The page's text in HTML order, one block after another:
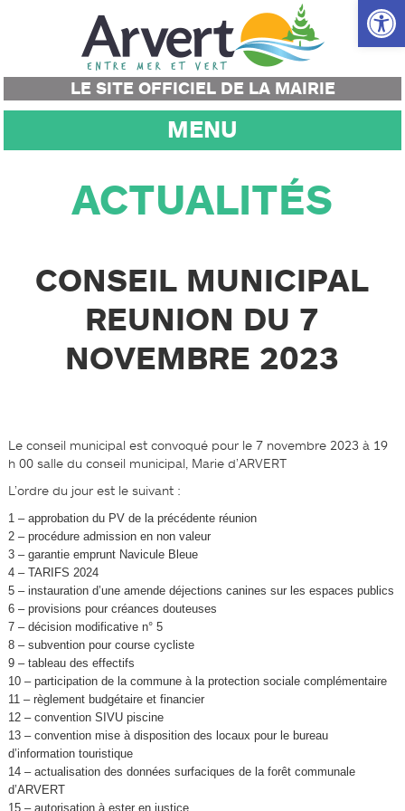
Ouvrir
LE SITE OFFICIEL DE LA MAIRIE
MENU
ACTUALITÉS
CONSEIL MUNICIPAL
REUNION DU 7
NOVEMBRE 2023
Le conseil municipal est convoqué pour le 7 novembre 2023 à 19
h 00 salle du conseil municipal, Marie d’ARVERT
L’ordre du jour est le suivant :
1 – approbation du PV de la précédente réunion
2 – procédure admission en non valeur
3 – garantie emprunt Navicule Bleue
4 – TARIFS 2024
5 – instauration d’une amende déjections canines sur les espaces publics
6 – provisions pour créances douteuses
7 – décision modificative n° 5
8 – subvention pour course cycliste
9 – tableau des effectifs
10 – participation de la commune à la protection sociale complémentaire
11 – règlement budgétaire et financier
12 – convention SIVU piscine
13 – convention mise à disposition des locaux pour le bureau
d’information touristique
14 – actualisation des données surfaciques de la forêt communale
d’ARVERT
15 – autorisation à ester en justice